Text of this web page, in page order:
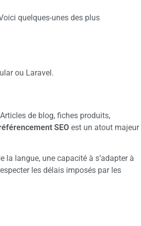
quelques-unes des plus
ou Laravel.
de blog, fiches produits,
SEO est un atout majeur
la langue, une capacité à s’adapter à
les délais imposés par les